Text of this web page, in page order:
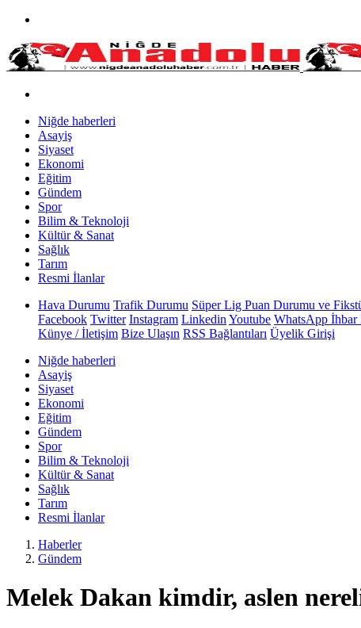
Niğde haberleri
Asayiş
Siyaset
Ekonomi
Eğitim
Gündem
Spor
Bilim & Teknoloji
Kültür & Sanat
Sağlık
Tarım
Resmi İlanlar
Hava Durumu Trafik Durumu Süper Lig Puan Durumu ve
Facebook Twitter Instagram Linkedin Youtube WhatsApp İhbar
Künye / İletişim Bize Ulaşın RSS Bağlantıları Üyelik Girişi
Niğde haberleri
Asayiş
Siyaset
Ekonomi
Eğitim
Gündem
Spor
Bilim & Teknoloji
Kültür & Sanat
Sağlık
Tarım
Resmi İlanlar
Haberler
Gündem
Melek Dakan kimdir, aslen